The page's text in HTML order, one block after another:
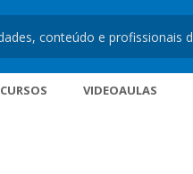
CURSOS VIDEOAULAS